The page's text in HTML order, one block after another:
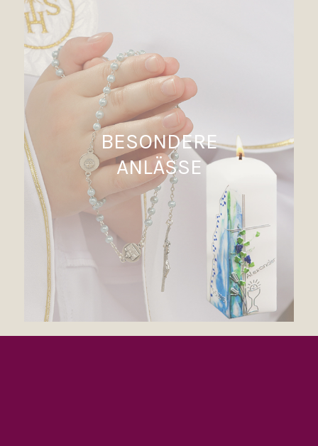
BESONDERE
ANLÄSSE